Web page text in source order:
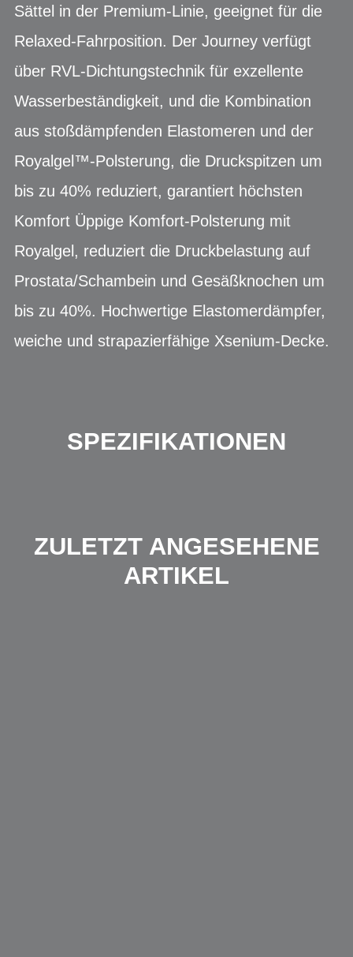
Sättel in der Premium-Linie, geeignet für die
Relaxed-Fahrposition. Der Journey verfügt
über RVL-Dichtungstechnik für exzellente
Wasserbeständigkeit, und die Kombination
aus stoßdämpfenden Elastomeren und der
Royalgel™-Polsterung, die Druckspitzen um
bis zu 40% reduziert, garantiert höchsten
Komfort Üppige Komfort-Polsterung mit
Royalgel, reduziert die Druckbelastung auf
Prostata/Schambein und Gesäßknochen um
bis zu 40%. Hochwertige Elastomerdämpfer,
weiche und strapazierfähige Xsenium-Decke.
SPEZIFIKATIONEN
ZULETZT ANGESEHENE
ARTIKEL